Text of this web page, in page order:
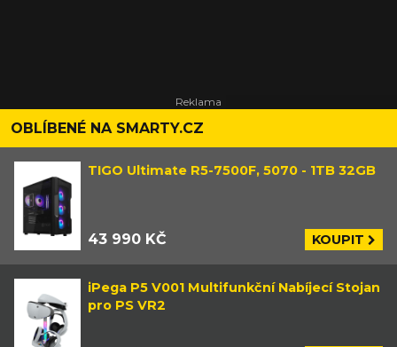
OBLÍBENÉ NA SMARTY.CZ
TIGO Ultimate R5-7500F, 5070 - 1TB 32GB
43 990 KČ KOUPIT
iPega P5 V001 Multifunkční Nabíjecí Stojan
pro PS VR2